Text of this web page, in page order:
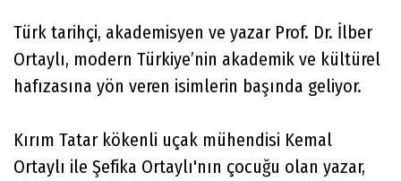
Türk tarihçi, akademisyen ve yazar Prof. Dr. İlber
Ortaylı, modern Türkiye’nin akademik ve kültürel
hafızasına yön veren isimlerin başında geliyor.
Kırım Tatar kökenli uçak mühendisi Kemal
Ortaylı ile Şefika Ortaylı'nın çocuğu olan yazar,